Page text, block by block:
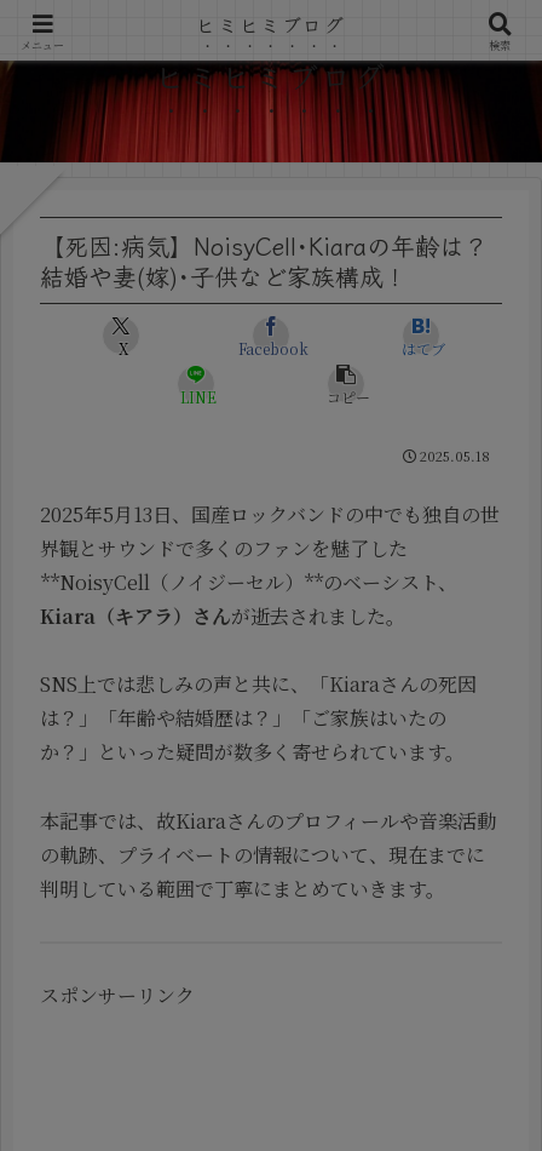
ヒミヒミブログ
【死因:病気】NoisyCell･Kiaraの年齢は？
結婚や妻(嫁)･子供など家族構成！
X Facebook はてブ
LINE コピー
2025.05.18
2025年5月13日、国産ロックバンドの中でも独自の世
界観とサウンドで多くのファンを魅了した
**NoisyCell（ノイジーセル）**のベーシスト、
Kiara（キアラ）さんが逝去されました。
SNS上では悲しみの声と共に、「Kiaraさんの死因
は？」「年齢や結婚歴は？」「ご家族はいたの
か？」といった疑問が数多く寄せられています。
本記事では、故Kiaraさんのプロフィールや音楽活動
の軌跡、プライベートの情報について、現在までに
判明している範囲で丁寧にまとめていきます。
スポンサーリンク
メニュー
ヒミヒミブログ
検索